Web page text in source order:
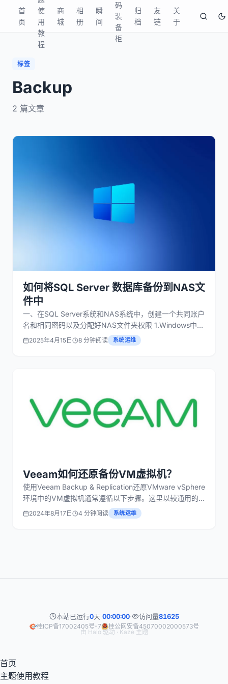
首
页
使
用
教
程
商
城
相
册
瞬
间
码
装
备
柜
归
档
友
链
关
于
标签
Backup
2 篇文章
如何将SQL Server 数据库备份到NAS文
件中
一、在SQL Server系统和NAS系统中，创建一个共同账户
名和相同密码以及分配好NAS文件夹权限 1.Windows中创
建本地用户名和密码：首先，在运行SQL Server的
Windows操作系统中创建一个新的本地
2025年4月15日 8 分钟阅读 系统运维
Veeam如何还原备份VM虚拟机？
使用Veeam Backup & Replication还原VMware vSphere
环境中的VM虚拟机通常遵循以下步骤。这里以较通用的
流程为例，具体操作可能会根据Veeam的版本有所不同，
请确保参考适用于您当前Veeam版本的官方文档。 1.导航
2024年8月17日 4 分钟阅读 系统运维
本站已运行0天 00:00:00· 访问量81625
桂ICP备17002405号-7 桂公网安备45070002000573号
由 Halo驱动 · Kaze 主题
首页
主题使用教程